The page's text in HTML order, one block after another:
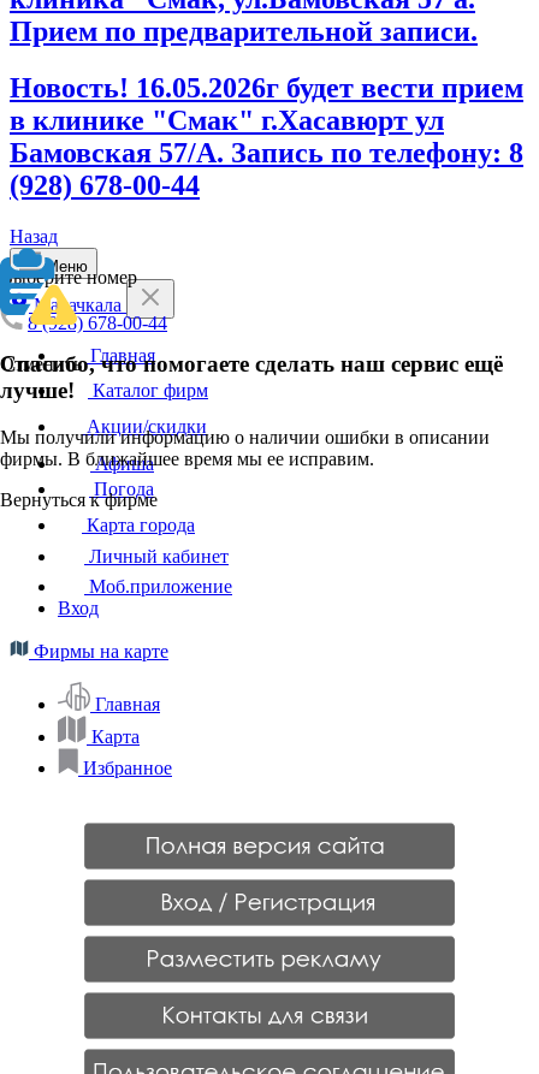
Прием по предварительной записи.
Новость! 16.05.2026г будет вести прием
в клинике "Смак" г.Хасавюрт ул
Бамовская 57/А. Запись по телефону: 8
(928) 678-00-44
Назад
Выберите номер
8 (928) 678-00-44
Отменить
Спасибо, что помогаете сделать наш сервис ещё
лучше!
Мы получили информацию о наличии ошибки в описании
фирмы. В ближайшее время мы ее исправим.
Вернуться к фирме
Меню
Махачкала
Главная
Каталог фирм
Акции/скидки
Афиша
Погода
Карта города
Личный кабинет
Моб.приложение
Вход
Фирмы на карте
Главная
Карта
Избранное